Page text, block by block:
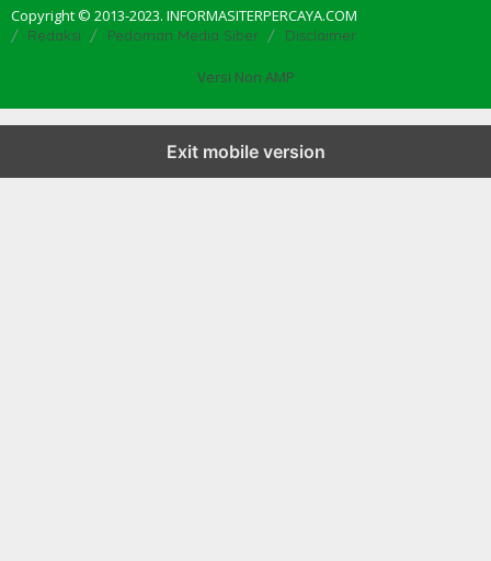
Copyright © 2013-2023. INFORMASITERPERCAYA.COM
Redaksi Pedoman Media Siber Disclaimer
Versi Non AMP
Exit mobile version